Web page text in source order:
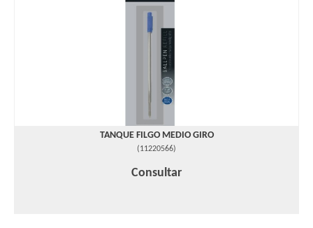
TANQUE FILGO MEDIO GIRO
(11220566)
Consultar